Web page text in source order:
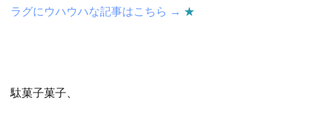
ラグにウハウハな記事はこちら → ★
駄菓子菓子、